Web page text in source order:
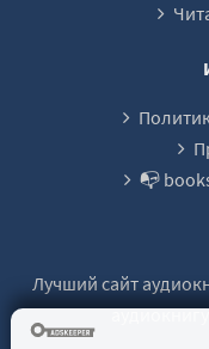
Глава 15. Глен
Записки
Глава 17. Томас
📭
Лучший сайт